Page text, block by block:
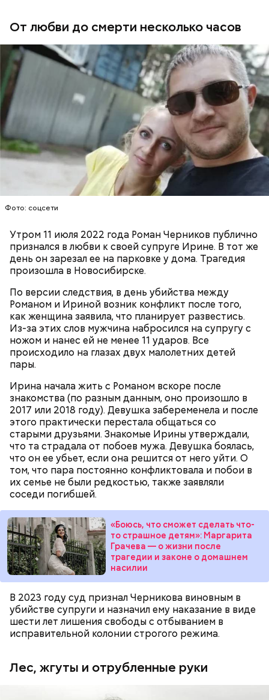
От любви до смерти несколько часов
Фото: соцсети
Утром 11 июля 2022 года Роман Черников публично
признался в любви к своей супруге Ирине. В тот же
день он зарезал ее на парковке у дома. Трагедия
произошла в Новосибирске.
По версии следствия, в день убийства между
Романом и Ириной возник конфликт после того,
как женщина заявила, что планирует развестись.
Из-за этих слов мужчина набросился на супругу с
ножом и нанес ей не менее 11 ударов. Все
происходило на глазах двух малолетних детей
пары.
Ирина начала жить с Романом вскоре после
знакомства (по разным данным, оно произошло в
2017 или 2018 году). Девушка забеременела и после
этого практически перестала общаться со
старыми друзьями. Знакомые Ирины утверждали,
что та страдала от побоев мужа. Девушка боялась,
что он ее убьет, если она решится от него уйти. О
том, что пара постоянно конфликтовала и побои в
их семье не были редкостью, также заявляли
соседи погибшей.
«Боюсь, что сможет сделать что-
то страшное детям»: Маргарита
Грачева — о жизни после
трагедии и законе о домашнем
насилии
В 2023 году суд признал Черникова виновным в
убийстве супруги и назначил ему наказание в виде
шести лет лишения свободы с отбыванием в
исправительной колонии строгого режима.
Лес, жгуты и отрубленные руки
Миссюра родился в 1999 году. Окончил Московский
В детстве Миссюра был тихим ребенком, что не
нравилось отчиму, который постоянно ругал
ребенка за робость и нерешительность. Мужчина
даже водил мальчика к старцам и нанимал для него
«духовных наставников», один из которых был
родом из Греции и не знал русского языка. Еще
отчиму не нравились девушки Миссюры, он считал
их «людьми не его уровня». Со своей последней
пожениться и завести детей.
Позднее Миссюра рассказывал, что травил отчима
подозреваемый уверен, что мужчина напрямую
влияет на ход расследования с помощью денег и
связей, препятствует общению пасынка с матерью.
Одним из своих самых близких людей Миссюра
считал младшую сестру, которую тоже травил. Он
гордился, что подсказал родителям имя для
малышки, когда та появилась на свет. По словам
брата, когда девочка подросла, отчим стал
вымещать на ней свою агрессию. Также Миссюра
очень тепло отзывается о своем приятеле
Константине, отрицает причастность к его смерти
и говорит, что следователи «пытаются
осквернить» их дружбу.